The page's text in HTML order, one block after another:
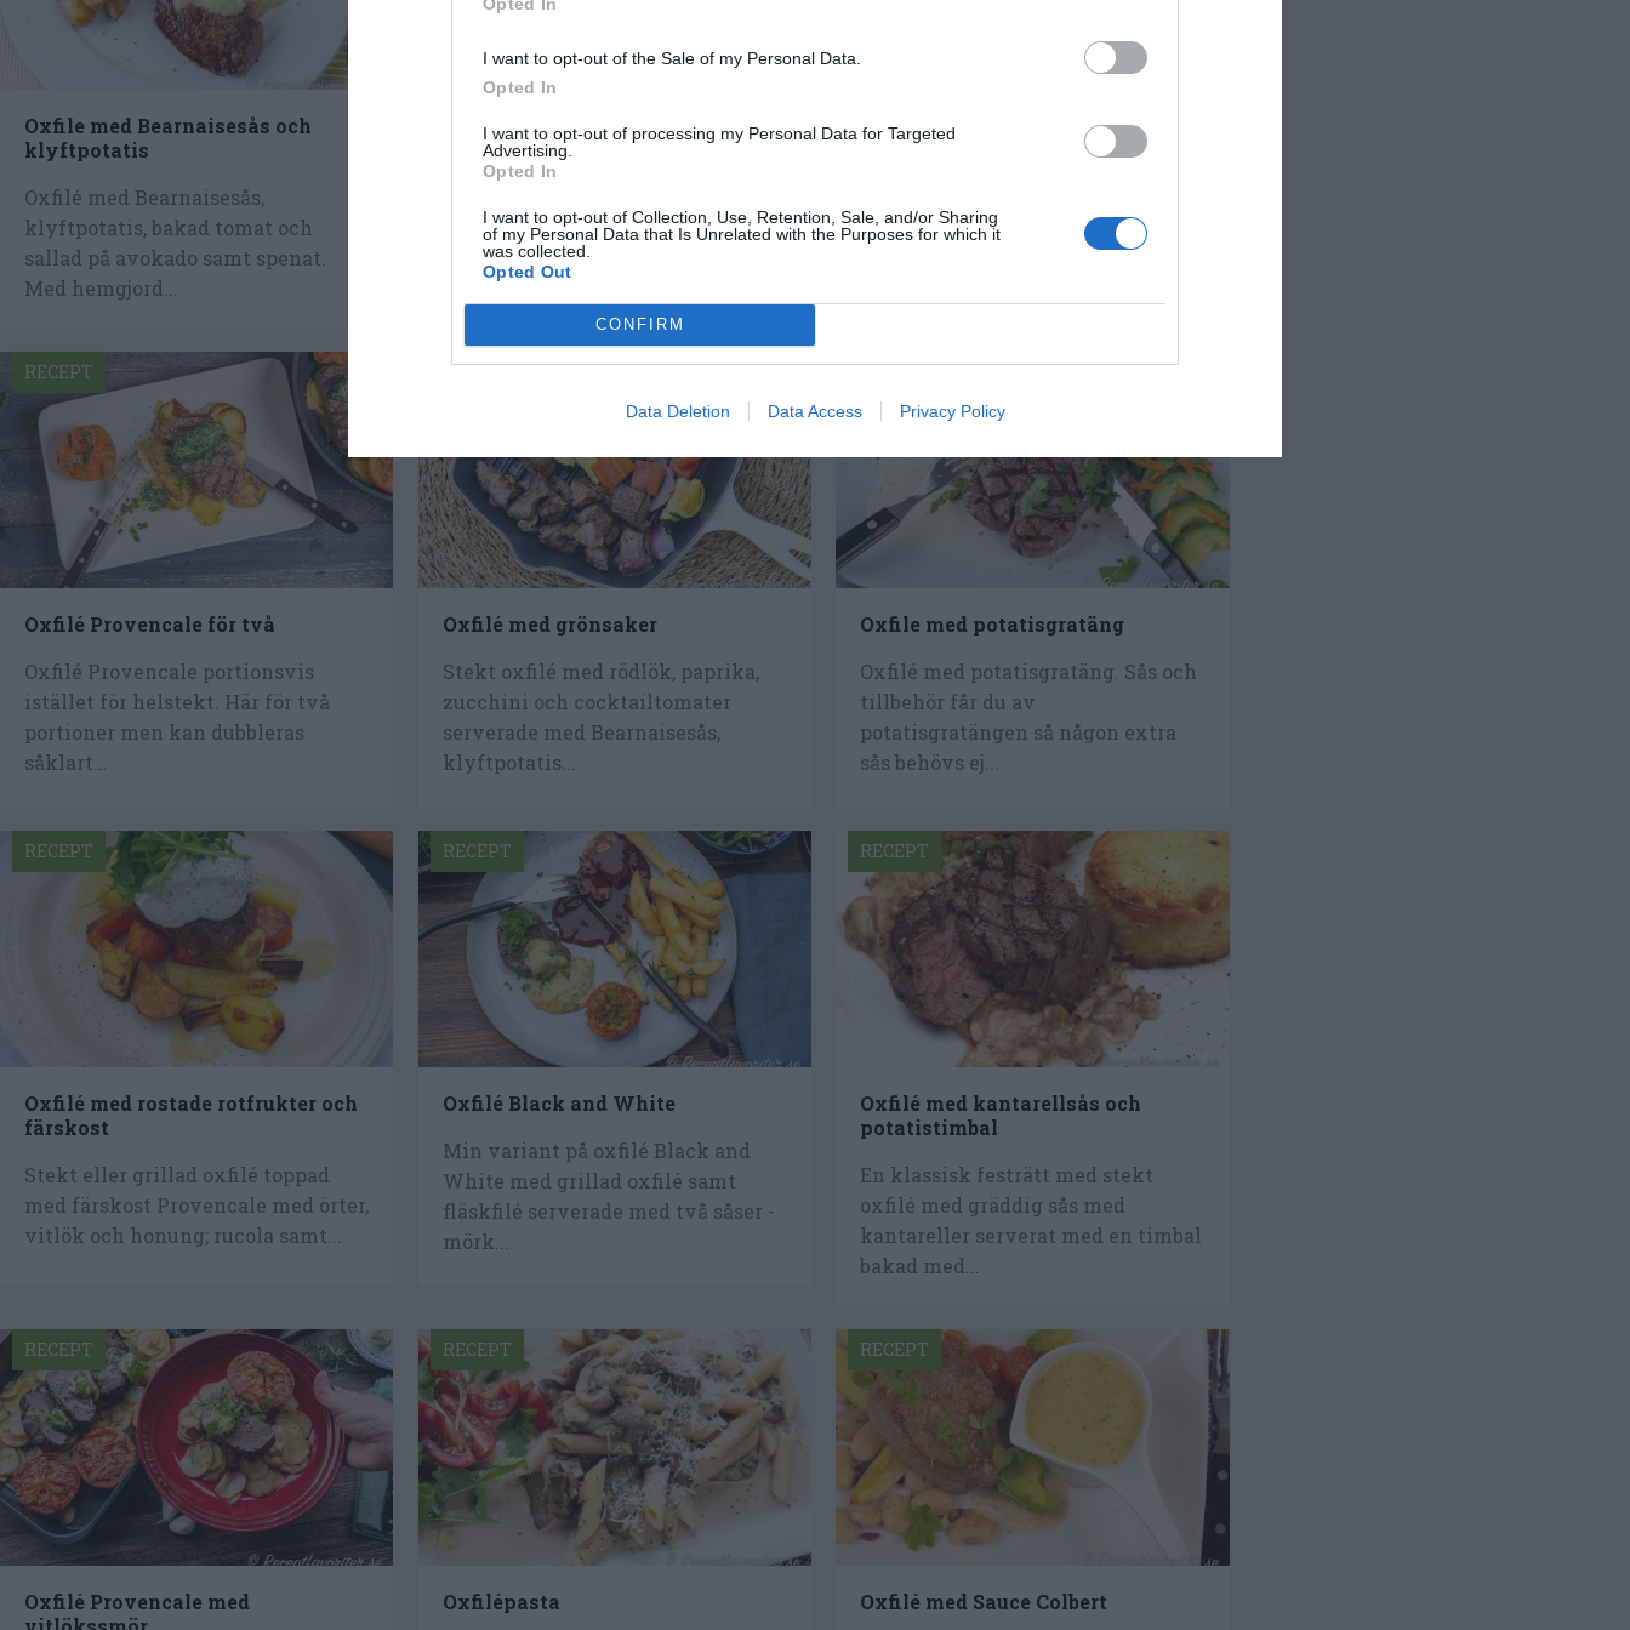
I want to opt-out of the Sale of my Personal Data.
Opted In
I want to opt-out of processing my Personal Data for Targeted
Advertising.
Opted In
I want to opt-out of Collection, Use, Retention, Sale, and/or Sharing
of my Personal Data that Is Unrelated with the Purposes for which it
was collected.
Opted Out
CONFIRM
Data Deletion Data Access Privacy Policy
Oxfile med Bearnaisesås och
klyftpotatis
Oxfilé med Bearnaisesås,
klyftpotatis, bakad tomat och
sallad på avokado samt spenat.
Med hemgjord...
Pasta med filé, svamp och grädde
Lyxig pasta med valfri filé i
och grädde. Val av filé Du kan laga
pastan...
Grillspett med kött
grönsaker och tillbehör. Du kan...
Oxfilé Provencale för två
Oxfilé Provencale portionsvis
istället för helstekt. Här för två
portioner men kan dubbleras
såklart...
RECEPT
Oxfilé med grönsaker
Stekt oxfilé med rödlök, paprika,
zucchini och cocktailtomater
serverade med Bearnaisesås,
klyftpotatis...
RECEPT
Oxfile med potatisgratäng
Oxfilé med potatisgratäng. Sås och
tillbehör får du av
potatisgratängen så någon extra
sås behövs ej...
RECEPT
Oxfilé med rostade rotfrukter och
färskost
Stekt eller grillad oxfilé toppad
med färskost Provencale med örter,
vitlök och honung; rucola samt...
RECEPT
Oxfilé Black and White
Min variant på oxfilé Black and
White med grillad oxfilé samt
fläskfilé serverade med två såser -
mörk...
RECEPT
Oxfilé med kantarellsås och
potatistimbal
En klassisk festrätt med stekt
oxfilé med gräddig sås med
kantareller serverat med en timbal
bakad med...
RECEPT
Oxfilé Provencale med
RECEPT
Oxfilépasta
RECEPT
Oxfilé med Sauce Colbert
RECEPT